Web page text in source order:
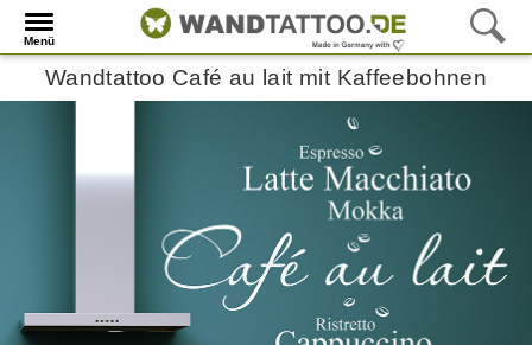
Menü
Wandtattoo Café au lait mit Kaffeebohnen